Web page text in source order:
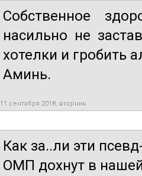
Собственное
насильно не
хотелки и гробить
Аминь.
11 сентября 2018, вторник
Как за..ли эти
ОМП дохнут в